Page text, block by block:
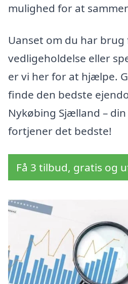
mulighed for at
Uanset om du har
vedligeholdelse eller
er vi her for at hjælpe.
finde den bedste
Nykøbing Sjælland –
fortjener det bedste!
Få 3 tilbud, gratis og